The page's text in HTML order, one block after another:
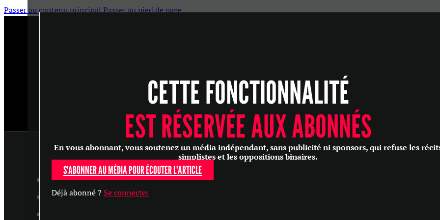
Passer au contenu principalPasser au pied de page
SANTÉ
PHILOSOPHIE
CULTURE
SOCIÉTÉ
ARTICLES
MASTERCLASS
CETTE FONCTIONNALITÉ
EST RÉSERVÉE AUX ABONNÉS
En vous abonnant, vous soutenez un média indépendant, sans publicité ni sponsors, qui refuse les
simplistes et les oppositions binaires.
S'ABONNER AU MÉDIA POUR ÉCOUTER L'ARTICLE
Déjà abonné ? Se connecter